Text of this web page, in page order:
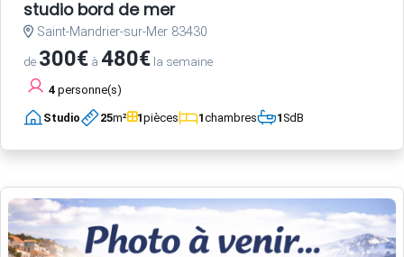
studio bord de mer
Saint-Mandrier-sur-Mer 83430
de 300€ à 480€ la semaine
4 personne(s)
Studio 25m² 1pièces 1chambres 1SdB